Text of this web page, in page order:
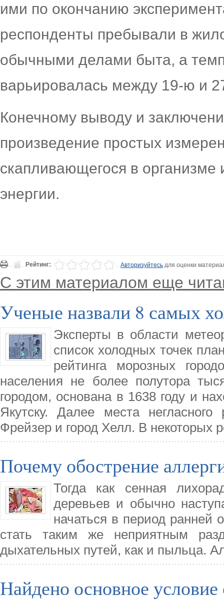
ими по окончанию
респонденты пребывали в
обычными делами быта, а
варьировалась между 19-ю и
Конечному выводу и
произведение простых
скапливающегося в организме
энергии.
Рейтинг: Авторизуйтесьдля оценки
С этим материалом еще
Ученые назвали 8 самых
Эксперты в области
список холодных точек
рейтинга морозных
населения не более полутора
городом, основана в 1638 году и
Якутску. Далее места
Фрейзер и город Хелл. В некоторых
Почему обострение
Тогда как сенная
деревьев и обычно
начаться в период ранней
стать таким же неприятным
дыхательных путей, как и пыльца.
Найдено основное